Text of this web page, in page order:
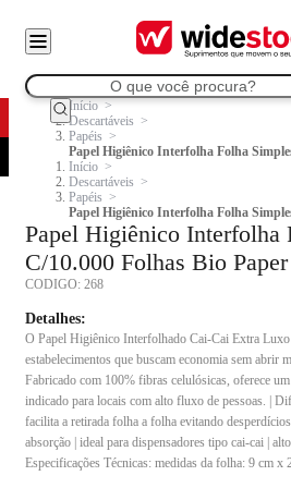
Início
Descartáveis
Papéis
Papel Higiênico Interfolha Folha
Início
Descartáveis
Papéis
Papel Higiênico Interfolha Folha
Papel Higiênico Interfolha
C/10.000 Folhas Bio Paper
CODIGO: 268
Detalhes:
O Papel Higiênico Interfolhado Cai-Cai Extra Luxo
estabelecimentos que buscam economia sem abrir
Fabricado com 100% fibras celulósicas, oferece
indicado para locais com alto fluxo de pessoas. |
facilita a retirada folha a folha evitando
absorção | ideal para dispensadores tipo cai-cai |
Especificações Técnicas: medidas da folha: 9 cm x